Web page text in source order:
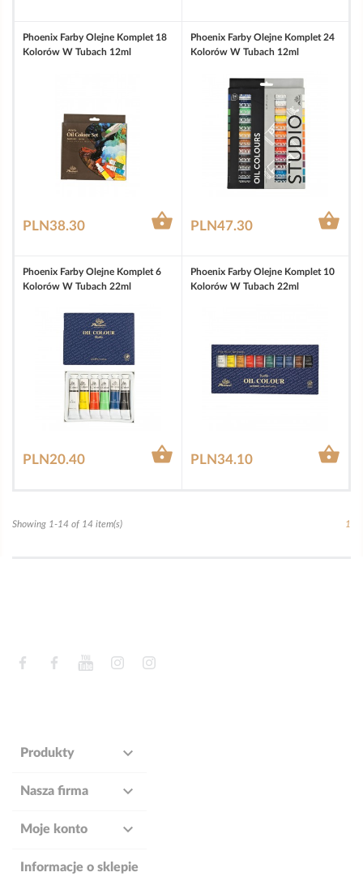
Phoenix Farby Olejne Komplet 18
Kolorów W Tubach 12ml
PLN38.30 
Phoenix Farby Olejne Komplet 24
Kolorów W Tubach 12ml
PLN47.30 
Phoenix Farby Olejne Komplet 6
Kolorów W Tubach 22ml
PLN20.40 
Phoenix Farby Olejne Komplet 10
Kolorów W Tubach 22ml
PLN34.10 
Showing 1-14 of 14 item(s) 1
FacebookFacebookYouTubeInstagram
Produkty 
Nasza firma 
Moje konto 
Informacje o sklepie